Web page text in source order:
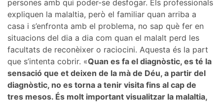
persones amb qui poder-se desfogar. Els professionals
expliquen la malaltia, però el familiar quan arriba a
casa i s’enfronta amb el problema, no sap què fer en
situacions del dia a dia com quan el malalt perd les
facultats de reconèixer o raciocini. Aquesta és la part
que s’intenta cobrir. «Quan es fa el diagnòstic, es té la
sensació que et deixen de la mà de Déu, a partir del
diagnòstic, no es torna a tenir visita fins al cap de
tres mesos. És molt important visualitzar la malaltia,